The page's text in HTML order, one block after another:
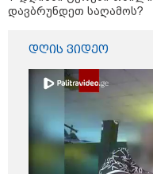
დავბრუნდეთ საღამოს?
დღის ვიდეო